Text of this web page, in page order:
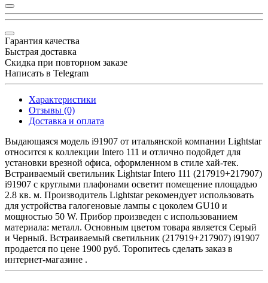
Гарантия качества
Быстрая доставка
Скидка при повторном заказе
Написать в Telegram
Характеристики
Отзывы (0)
Доставка и оплата
Выдающаяся модель i91907 от итальянской компании Lightstar
относится к коллекции Intero 111 и отлично подойдет для
установки врезной офиса, оформленном в стиле хай-тек.
Встраиваемый светильник Lightstar Intero 111 (217919+217907)
i91907 с круглыми плафонами осветит помещение площадью
2.8 кв. м. Производитель Lightstar рекомендует использовать
для устройства галогеновые лампы с цоколем GU10 и
мощностью 50 W. Прибор произведен с использованием
материала: металл. Основным цветом товара является Серый
и Черный. Встраиваемый светильник (217919+217907) i91907
продается по цене 1900 руб. Торопитесь сделать заказ в
интернет-магазине .